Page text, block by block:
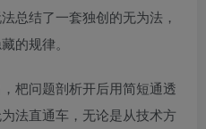
总结了一套独创的无为法，
的规律。
杷问题剖析开后用简短通透
法直通车，无论是从技术方